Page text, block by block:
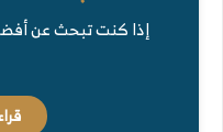
إذا كنت تبحث عن